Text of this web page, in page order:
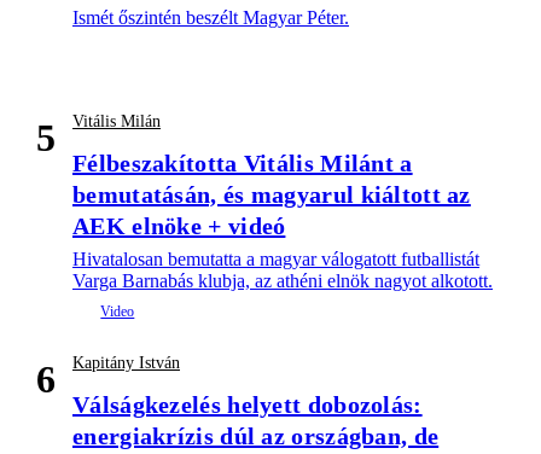
Ismét őszintén beszélt Magyar Péter.
5 Vitális Milán
Félbeszakította Vitális Milánt a
bemutatásán, és magyarul kiáltott az
AEK elnöke + videó
Hivatalosan bemutatta a magyar válogatott futballistát
Varga Barnabás klubja, az athéni elnök nagyot alkotott.
6 Kapitány István
Válságkezelés helyett dobozolás:
energiakrízis dúl az országban, de